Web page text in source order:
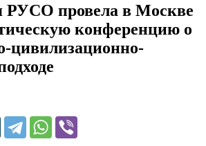
РУСО провела в Москве
конференцию о
цивилизационно-